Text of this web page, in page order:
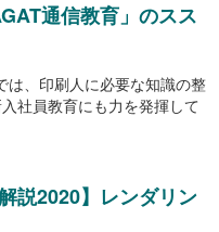
通信教育」のスス
は、印刷人に必要な知識の整
社員教育にも力を発揮して
説2020】レンダリン